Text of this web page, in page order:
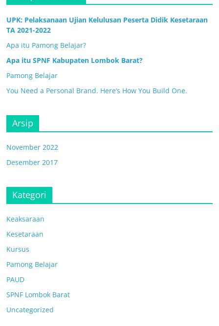
UPK: Pelaksanaan Ujian Kelulusan Peserta Didik Kesetaraan
TA 2021-2022
Apa itu Pamong Belajar?
Apa itu SPNF Kabupaten Lombok Barat?
Pamong Belajar
You Need a Personal Brand. Here’s How You Build One.
Arsip
November 2022
Desember 2017
Kategori
Keaksaraan
Kesetaraan
Kursus
Pamong Belajar
PAUD
SPNF Lombok Barat
Uncategorized